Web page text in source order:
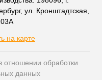
ул. Кронштадтская,
на карте
отношении обработки
данных